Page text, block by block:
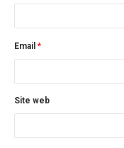
Email *
Site web